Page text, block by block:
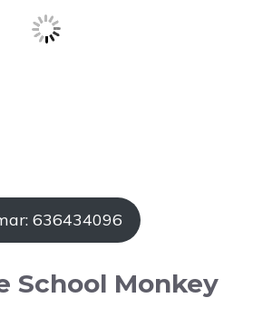
636434096
School Monkey